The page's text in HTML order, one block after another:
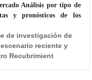
Análisis por tipo de
y pronósticos de los
de investigación de
reciente y
Recubrimient